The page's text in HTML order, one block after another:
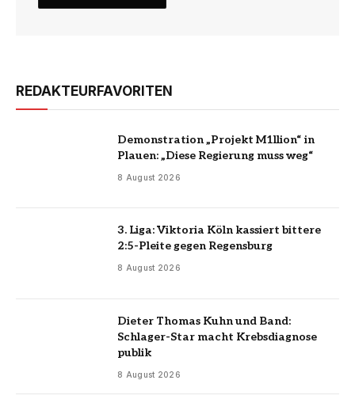
REDAKTEURFAVORITEN
Demonstration „Projekt M1llion“ in
Plauen: „Diese Regierung muss weg“
8 August 2026
3. Liga: Viktoria Köln kassiert bittere
2:5-Pleite gegen Regensburg
8 August 2026
Dieter Thomas Kuhn und Band:
Schlager-Star macht Krebsdiagnose
publik
8 August 2026